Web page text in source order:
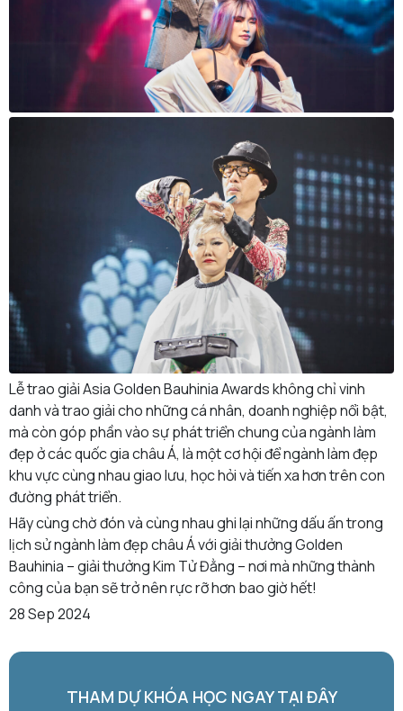
Lễ trao giải Asia Golden Bauhinia Awards không chỉ vinh
danh và trao giải cho những cá nhân, doanh nghiệp nổi bật,
mà còn góp phần vào sự phát triển chung của ngành làm
đẹp ở các quốc gia châu Á, là một cơ hội để ngành làm đẹp
khu vực cùng nhau giao lưu, học hỏi và tiến xa hơn trên con
đường phát triển.
Hãy cùng chờ đón và cùng nhau ghi lại những dấu ấn trong
lịch sử ngành làm đẹp châu Á với giải thưởng Golden
Bauhinia – giải thưởng Kim Tử Đằng – nơi mà những thành
công của bạn sẽ trở nên rực rỡ hơn bao giờ hết!
28 Sep 2024
THAM DỰ KHÓA HỌC NGAY TẠI ĐÂY